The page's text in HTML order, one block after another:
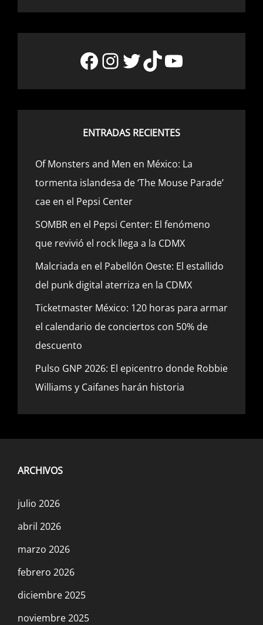
Facebook
Instagram
Twitter
TikTok
YouTube
ENTRADAS RECIENTES
Of Monsters and Men en México: La
tormenta islandesa de ‘The Mouse Parade’
cae en el Pepsi Center
SOMBR en el Pepsi Center: El fenómeno
que revivió el rock llega a la CDMX
Malcriada en el Pabellón Oeste: El estallido
del punk digital aterriza en la CDMX
Ticketmaster México: 120 horas para armar
el calendario de conciertos con 50% de
descuento
Pulso GNP 2026: El epicentro donde Robbie
Williams y Caifanes harán historia
ARCHIVOS
julio 2026
abril 2026
marzo 2026
febrero 2026
diciembre 2025
noviembre 2025